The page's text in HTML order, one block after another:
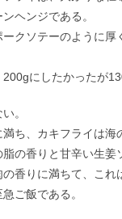
ヘンジである。
クソテーのように厚
にしたかったが
。
ち、カキフライは海
の香りと甘辛い生姜
香りに満ちて、これ
ご飯である。